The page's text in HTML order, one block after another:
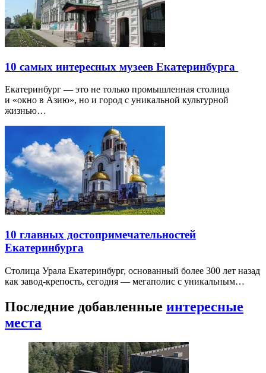
10 самых интересных музеев Екатеринбурга
Екатеринбург — это не только промышленная столица
и «окно в Азию», но и город с уникальной культурной
жизнью…
10 главных достопримечательностей
Екатеринбурга
Столица Урала Екатеринбург, основанный более 300 лет назад
как завод-крепость, сегодня — мегаполис с уникальным…
Последние добавленные интересные
места